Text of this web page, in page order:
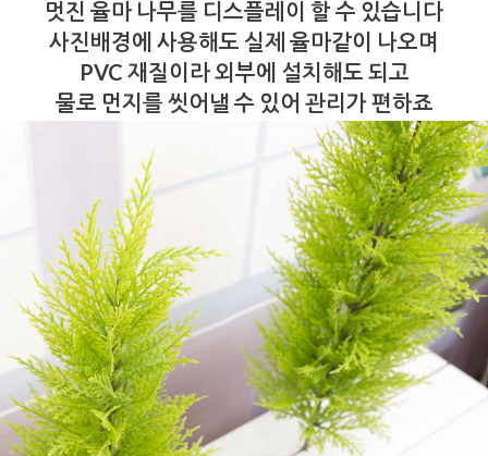
멋진 율마 나무를 디스플레이 할 수 있습니다
사진배경에 사용해도 실제 율마같이 나오며
PVC 재질이라 외부에 설치해도 되고
물로 먼지를 씻어낼 수 있어 관리가 편하죠